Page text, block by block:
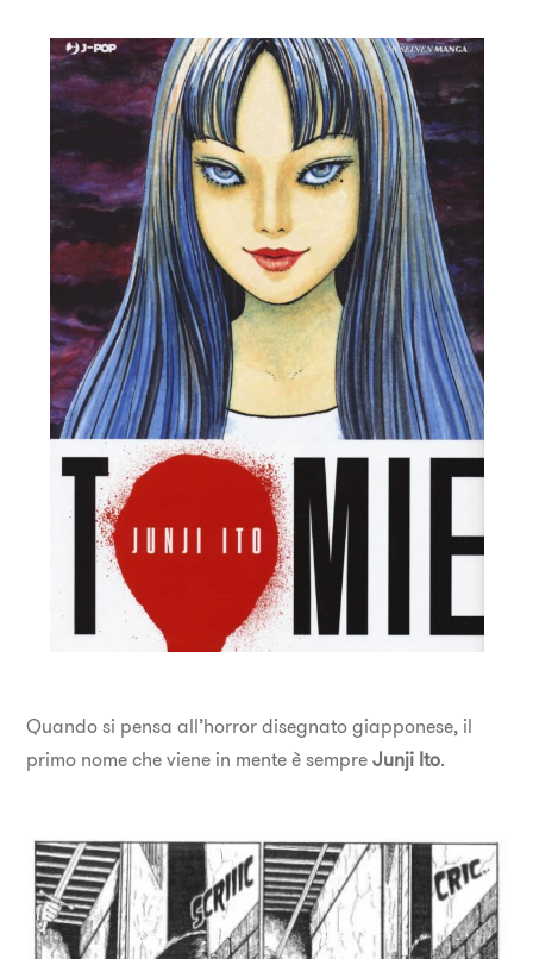
Quando si pensa all’horror disegnato giapponese, il
primo nome che viene in mente è sempreJunji Ito.